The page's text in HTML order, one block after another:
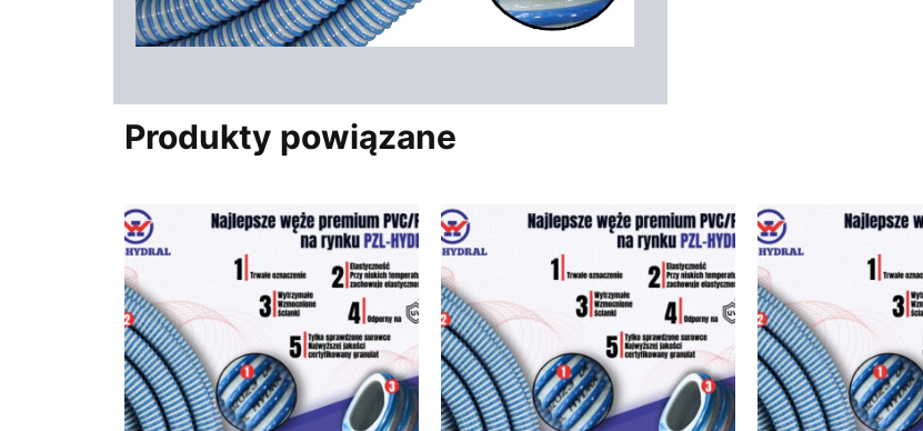
Produkty powiązane